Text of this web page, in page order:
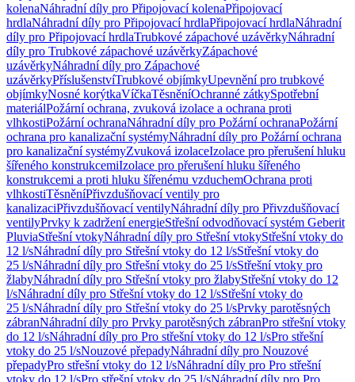
kolenaNáhradní díly pro Připojovací kolenaPřipojovací
hrdlaNáhradní díly pro Připojovací hrdlaPřipojovací hrdlaNáhradní
díly pro Připojovací hrdlaTrubkové zápachové uzávěrkyNáhradní
díly pro Trubkové zápachové uzávěrkyZápachové
uzávěrkyNáhradní díly pro Zápachové
uzávěrkyPříslušenstvíTrubkové objímkyUpevnění pro trubkové
objímkyNosné korýtkaVíčkaTěsněníOchranné zátkySpotřební
materiálPožární ochrana, zvuková izolace a ochrana proti
vlhkostiPožární ochranaNáhradní díly pro Požární ochranaPožární
ochrana pro kanalizační systémyNáhradní díly pro Požární ochrana
pro kanalizační systémyZvuková izolaceIzolace pro přerušení hluku
šířeného konstrukcemiIzolace pro přerušení hluku šířeného
konstrukcemi a proti hluku šířenému vzduchemOchrana proti
vlhkostiTěsněníPřivzdušňovací ventily pro
kanalizaciPřivzdušňovací ventilyNáhradní díly pro Přivzdušňovací
ventilyPrvky k zadržení energieStřešní odvodňovací systém Geberit
PluviaStřešní vtokyNáhradní díly pro Střešní vtokyStřešní vtoky do
12 l/sNáhradní díly pro Střešní vtoky do 12 l/sStřešní vtoky do
25 l/sNáhradní díly pro Střešní vtoky do 25 l/sStřešní vtoky pro
žlabyNáhradní díly pro Střešní vtoky pro žlabyStřešní vtoky do 12
l/sNáhradní díly pro Střešní vtoky do 12 l/sStřešní vtoky do
25 l/sNáhradní díly pro Střešní vtoky do 25 l/sPrvky parotěsných
zábranNáhradní díly pro Prvky parotěsných zábranPro střešní vtoky
do 12 l/sNáhradní díly pro Pro střešní vtoky do 12 l/sPro střešní
vtoky do 25 l/sNouzové přepadyNáhradní díly pro Nouzové
přepadyPro střešní vtoky do 12 l/sNáhradní díly pro Pro střešní
vtoky do 12 l/sPro střešní vtoky do 25 l/sNáhradní díly pro Pro